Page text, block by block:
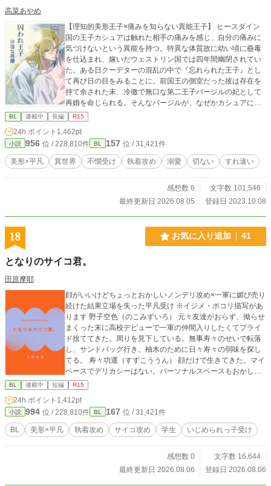
高菜あやめ
【理知的美形王子×痛みを知らない異能王子】 ヒースダイン
国の王子カシュアは触れた相手の痛みを感じ、自分の痛みに
気づけないという異能を持つ。特異な体質故に幼い頃に蠱毒
を仕込まれ、嫁いだウェストリン国では四年間幽閉されてい
た。ある日クーデターの混乱の中で『忘れられた王子』とし
て再び日の目をみることに。前国王の側室だった彼は存在を
持て余された末、冷徹で無口な第二王子バージルの妃として
再婚を命じられる。そんなバージルが、なぜかカシュアに不
器用な優しさを向けるのは、かつて妖精物語に恋した少年だ
ったから。傷だらけの再婚から始まる二人の行く末は……。
BL 連載中 長編 R15
24h.ポイント 1,462pt
小説 956 位 / 228,810件 BL 157 位 / 31,421件
美形×平凡 異世界 不憫受け 執着攻め 溺愛 切ない すれ違い
感想数 6
文字数 101,546
最終更新日 2026.08.05
登録日 2023.10.08
18 お気に入り追加 41
となりのサイコ君。
田原摩耶
顔がいいけどちょっとおかしいノンデリ攻め×一軍に媚び売り
続けた結果立場を失った平凡受け ※イジメ・ボコリ描写があ
ります 野子空色（のこみずいろ） 元々友達がおらず、拗らせ
まくった末に高校デビューで一軍の仲間入りしたくてプライ
ド捨ててきた。周りを見下している。無事寿々のせいで転落
し、サンドバッグ行き。柚木のために日々寿々の弱味を探し
てる。 寿々功運（すずこううん） 顔だけで生きてきた。マイ
ペースでデリカシーはない。パーソナルスペースもおかしい
し空気は読まない。でも顔がいいのでモテる。 柚木（ゆず
き） 一軍。普通にクズ。寿々の弱味を野子に探らせてる。 奈
頭（なず） 一軍。柚木の取り巻き１。女好き。
BL 連載中 短編 R15
24h.ポイント 1,412pt
小説 994 位 / 228,810件 BL 167 位 / 31,421件
BL 美形×平凡 執着攻め サイコ攻め 学生 いじめられっ子受け
感想数 0
文字数 16,644
最終更新日 2026.08.06
登録日 2026.08.06